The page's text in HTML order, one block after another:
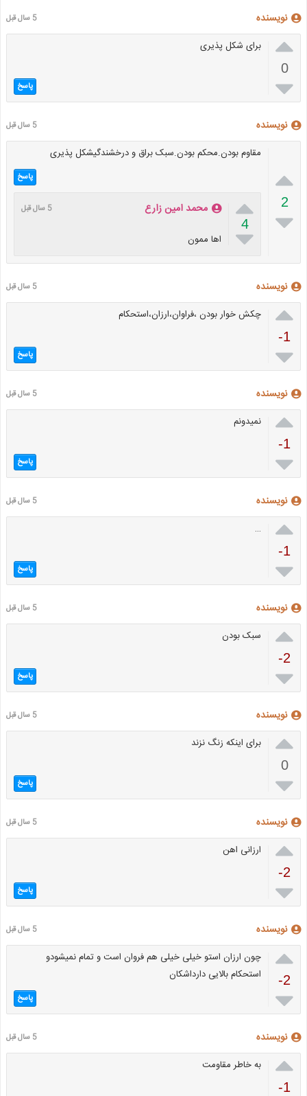
نویسنده 5 سال قبل

0

برای شکل پذیری
پاسخ
نویسنده 5 سال قبل

2

مقاوم بودن.محکم بودن.سبک براق و درخشندگیشکل پذیری
پاسخ

4

محمد امین زارع 5 سال قبل
اها ممون
نویسنده 5 سال قبل

-1

چکش خوار بودن ،فراوان،ارزان،استحکام
پاسخ
نویسنده 5 سال قبل

-1

نمیدونم
پاسخ
نویسنده 5 سال قبل

-1

…
پاسخ
نویسنده 5 سال قبل

-2

سبک بودن
پاسخ
نویسنده 5 سال قبل

0

برای اینکه زنگ نزند
پاسخ
نویسنده 5 سال قبل

-2

ارزانی اهن
پاسخ
نویسنده 5 سال قبل

-2

چون ارزان استو خیلی خیلی هم فروان است و تمام نمیشودو
استحکام بالایی دارداشکان
پاسخ
نویسنده 5 سال قبل

-1
به خاطر مقاومت